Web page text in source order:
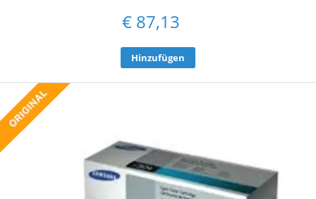
€ 87,13
Hinzufügen